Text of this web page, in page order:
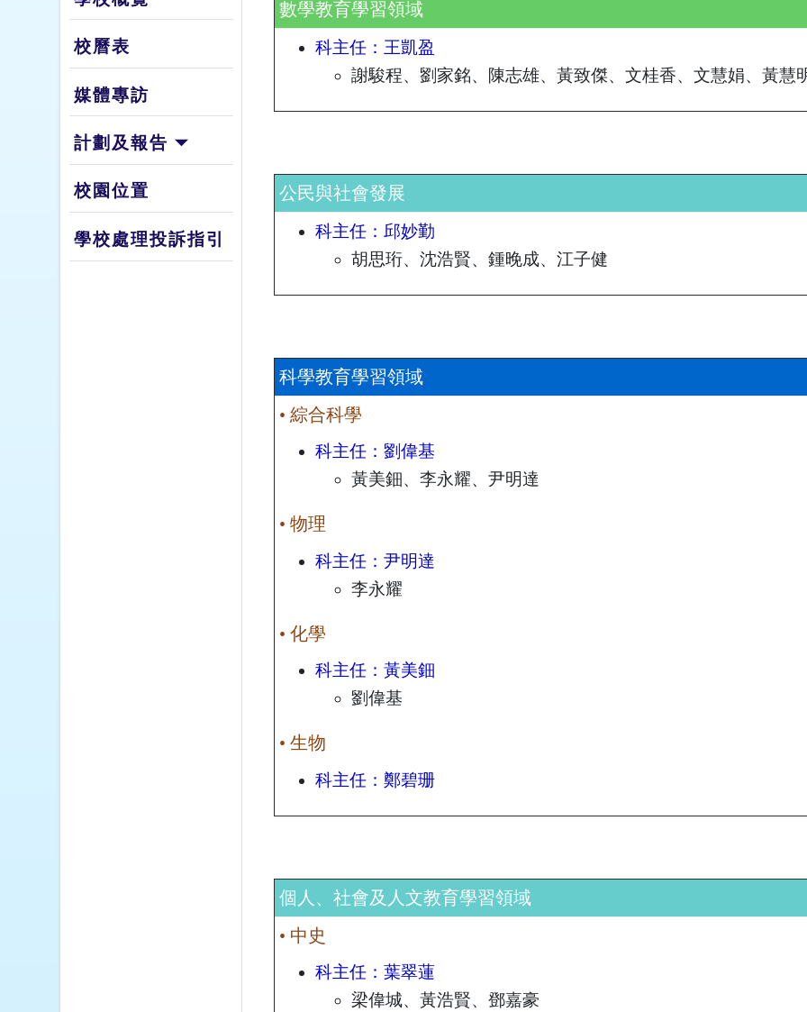
校曆表
媒體專訪
計劃及報告
校園位置
學校處理投訴指引
數學教育學習領域
科主任：王凱盈
謝駿程、劉家銘、陳志雄、黃致傑、文桂香、文慧娟、黃慧
公民與社會發展
科主任：邱妙勤
胡思珩、沈浩賢、鍾晚成、江子健
科學教育學習領域
• 綜合科學
科主任：劉偉基
黃美鈿、李永耀、尹明達
• 物理
科主任：尹明達
李永耀
• 化學
科主任：黃美鈿
劉偉基
• 生物
科主任：鄭碧珊
個人、社會及人文教育學習領域
• 中史
科主任：葉翠蓮
梁偉城、黃浩賢、鄧嘉豪